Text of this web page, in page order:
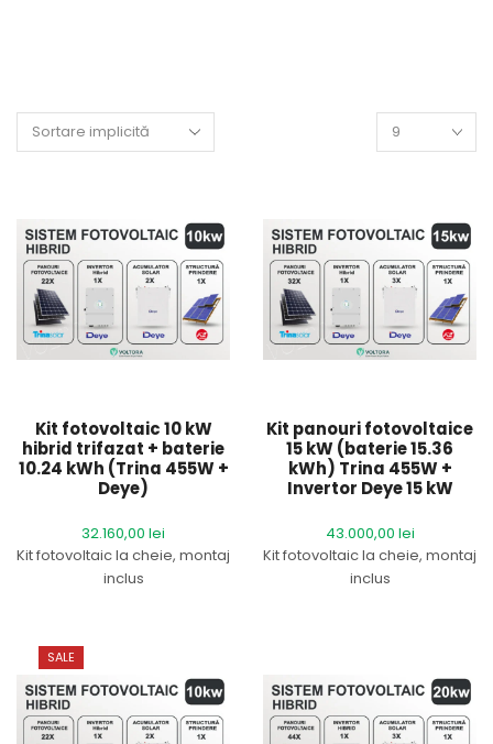
Kit fotovoltaic 10 kW
hibrid trifazat + baterie
10.24 kWh (Trina 455W +
Deye)
32.160,00 lei
Kit fotovoltaic la cheie, montaj
inclus
Brand:
Garanție sistem:
2 ani
oferită de Voltora
Kit panouri fotovoltaice
15 kW (baterie 15.36
kWh) Trina 455W +
Invertor Deye 15 kW
43.000,00 lei
Kit fotovoltaic la cheie, montaj
inclus
Garanție sistem:
2 ani
oferită de Voltora
SALE